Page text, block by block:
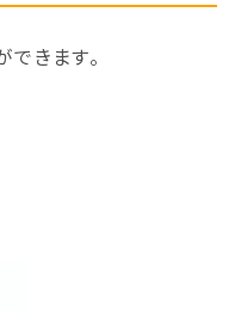
きます。